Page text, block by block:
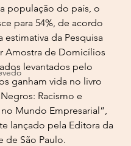
população do país, o
para 54%, de acordo
estimativa da Pesquisa
Amostra de Domicílios
levantados pelo
ganham vida no livro
Racismo e
Mundo Empresarial”,
lançado pela Editora da
de São Paulo.